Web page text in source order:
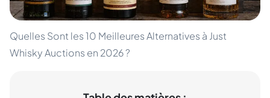
Quelles Sont les 10 Meilleures Alternatives à Just
Whisky Auctions en 2026 ?